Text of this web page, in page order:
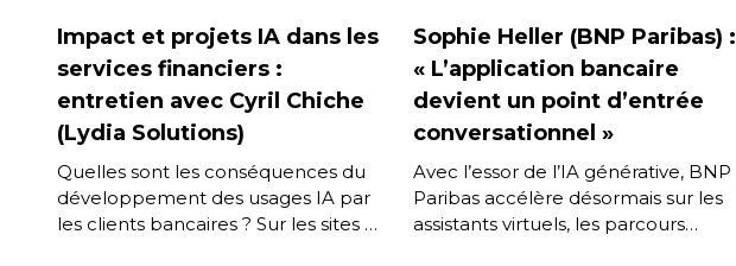
Impact et projets IA dans les
services financiers :
entretien avec Cyril Chiche
(Lydia Solutions)
Quelles sont les conséquences du
développement des usages IA par
les clients bancaires ? Sur les sites et
Sophie Heller (BNP Paribas) :
« L’application bancaire
devient un point d’entrée
conversationnel »
Avec l’essor de l’IA générative, BNP
Paribas accélère désormais sur les
assistants virtuels, les parcours